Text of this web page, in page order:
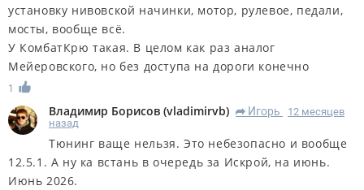
установку нивовской начинки, мотор, рулевое, педали,
мосты, вообще всё.
У КомбатКрю такая. В целом как раз аналог
Мейеровского, но без доступа на дороги конечно
1
Владимир Борисов (vladimirvb) R Игорь
12 месяцев
назад
Тюнинг ваще нельзя. Это небезопасно и вообще
12.5.1. А ну ка встань в очередь за Искрой, на июнь.
Июнь 2026.